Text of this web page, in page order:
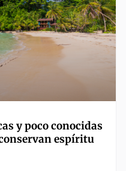
y poco conocidas
espíritu